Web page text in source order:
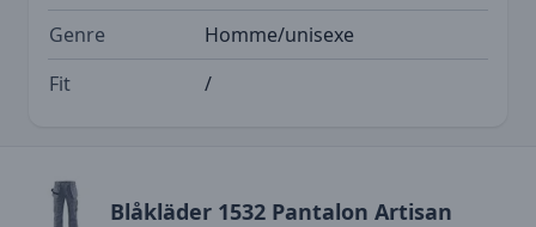
Genre
Homme/unisexe
Fit
/
Blåkläder 1532 Pantalon Artisan